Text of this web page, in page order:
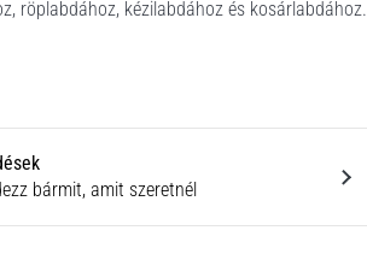
röplabdához, kézilabdához és kosárlabdához.
bármit, amit szeretnél